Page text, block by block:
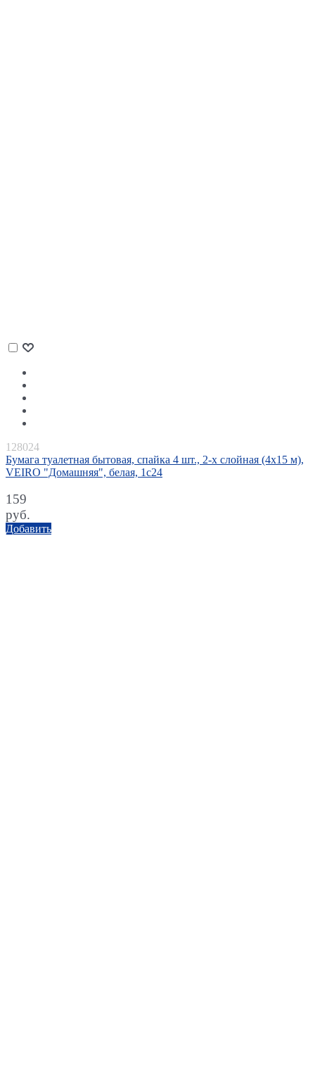
128024
Бумага туалетная бытовая, спайка 4 шт., 2-х слойная (4х15 м),
VEIRO "Домашняя", белая, 1с24
159
руб.
Добавить